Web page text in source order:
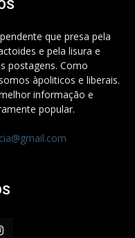
que presa pela
e pela lisura e
postagens. Como
àpoliticos e liberais.
informação e
popular.